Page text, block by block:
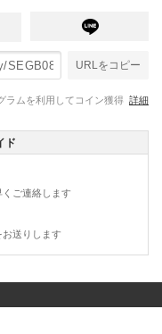
URLをコピー
ラムを利用してコイン獲得 詳細
ド
ご連絡します
送りします